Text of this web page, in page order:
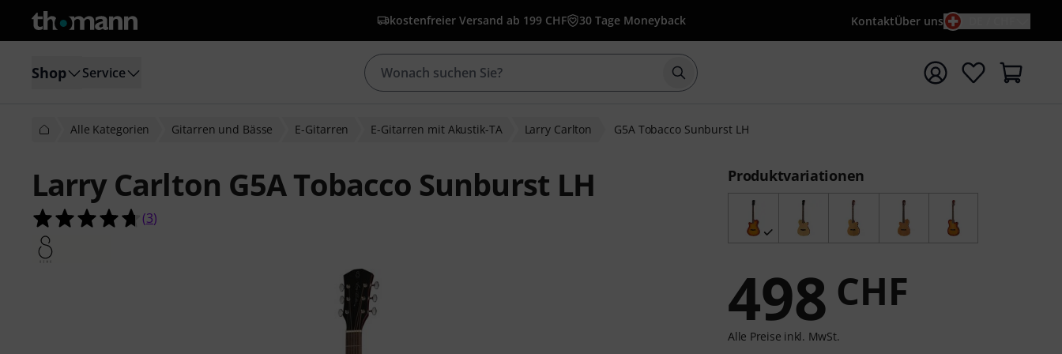
kostenfreier Versand ab 199 CHF 30 Tage Moneyback KontaktÜber uns
Shop Service Suche mit Suchwort {searchTerm} starten
Alle Kategorien Gitarren und Bässe E-Gitarren E-Gitarren mit Akustik-TA Larry Carlton G5A Tobacco Sunburst LH
Larry Carlton G5A Tobacco Sunburst LH
4.7 von 5 Sternen aus 3 Kundenbewertungen
(3)
Produktvariationen
498 CHF
Alle Preise inkl. MwSt.